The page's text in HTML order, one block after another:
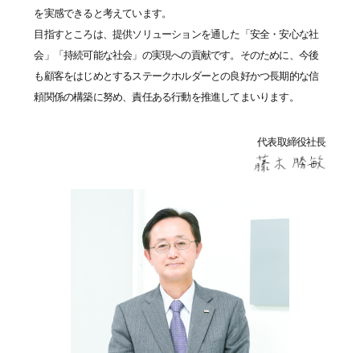
を実感できると考えています。
目指すところは、提供ソリューションを通した「安全・安心な社
会」「持続可能な社会」の実現への貢献です。そのために、今後
も顧客をはじめとするステークホルダーとの良好かつ長期的な信
頼関係の構築に努め、責任ある行動を推進してまいります。
代表取締役社長